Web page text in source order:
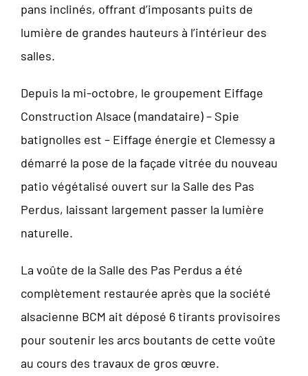
pans inclinés, offrant d’imposants puits de
lumière de grandes hauteurs à l’intérieur des
salles.
Depuis la mi-octobre, le groupement Eiffage
Construction Alsace (mandataire) – Spie
batignolles est – Eiffage énergie et Clemessy a
démarré la pose de la façade vitrée du nouveau
patio végétalisé ouvert sur la Salle des Pas
Perdus, laissant largement passer la lumière
naturelle.
La voûte de la Salle des Pas Perdus a été
complètement restaurée après que la société
alsacienne BCM ait déposé 6 tirants provisoires
pour soutenir les arcs boutants de cette voûte
au cours des travaux de gros œuvre.